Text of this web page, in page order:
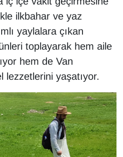
ilkbahar ve yaz
yaylalara çıkan
toplayarak hem aile
hem de Van
lezzetlerini yaşatıyor.